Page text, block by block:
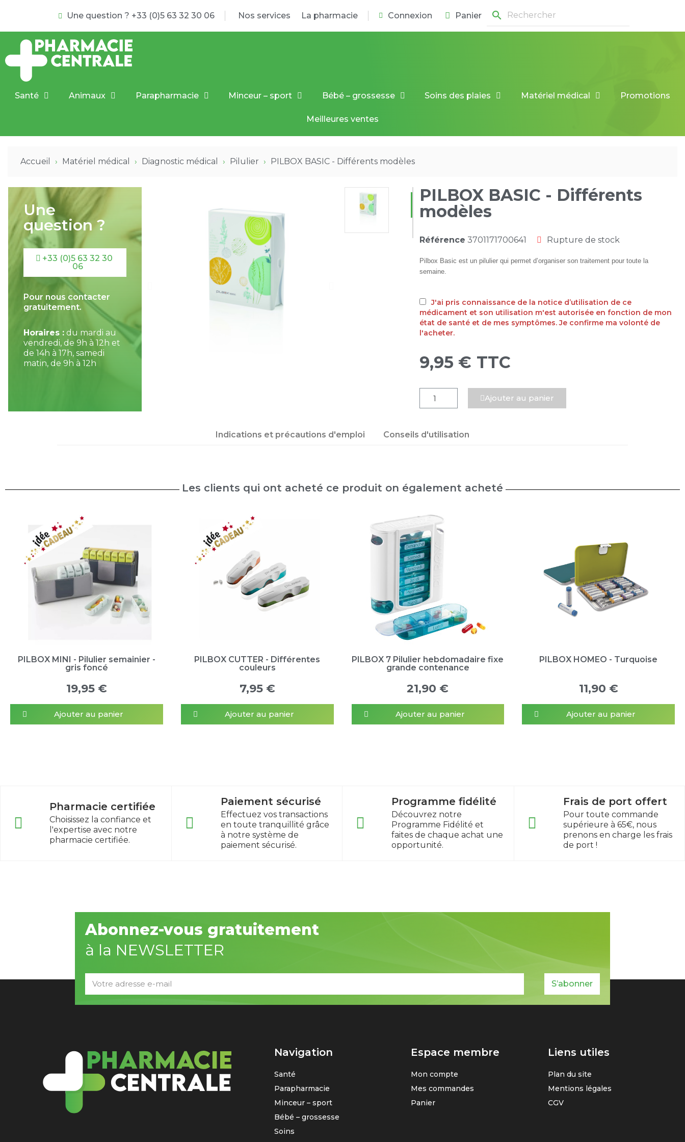
Une question ? +33 (0)5 63 32 30 06 Nos services La pharmacie Connexion Panier search
Santé Animaux Parapharmacie Minceur – sport Bébé – grossesse Soins des plaies Matériel médical Promotions
Meilleures ventes
Accueil Matériel médical Diagnostic médical Pilulier PILBOX BASIC - Différents modèles
Une
question ?
+33 (0)5 63 32 30
06
Pour nous contacter
gratuitement.
Horaires : du mardi au
vendredi, de 9h à 12h et
de 14h à 17h, samedi
matin, de 9h à 12h
PILBOX BASIC - Différents
modèles
Référence 3701171700641 Rupture de stock
Pilbox Basic est un pilulier qui permet d’organiser son traitement pour toute la
semaine.
J'ai pris connaissance de la notice d’utilisation de ce
médicament et son utilisation m'est autorisée en fonction de mon
état de santé et de mes symptômes. Je confirme ma volonté de
l'acheter.
9,95 € TTC
Ajouter au panier
Indications et précautions d'emploi Conseils d'utilisation
Les clients qui ont acheté ce produit on également acheté
PILBOX MINI - Pilulier semainier -
gris foncé
19,95 €
Ajouter au panier
PILBOX CUTTER - Différentes
couleurs
7,95 €
Ajouter au panier
PILBOX 7 Pilulier hebdomadaire fixe
grande contenance
21,90 €
Ajouter au panier
PILBOX HOMEO - Turquoise
11,90 €
Ajouter au panier
Pharmacie certifiée
Choisissez la confiance et
l'expertise avec notre
pharmacie certifiée.
Paiement sécurisé
Effectuez vos transactions
en toute tranquillité grâce
à notre système de
paiement sécurisé.
Programme fidélité
Découvrez notre
Programme Fidélité et
faites de chaque achat une
opportunité.
Frais de port offert
Pour toute commande
supérieure à 65€, nous
prenons en charge les frais
de port !
Abonnez-vous gratuitement
à la NEWSLETTER
S’abonner
Navigation
Santé
Parapharmacie
Minceur – sport
Bébé – grossesse
Soins
Espace membre
Mon compte
Mes commandes
Panier
Liens utiles
Plan du site
Mentions légales
CGV